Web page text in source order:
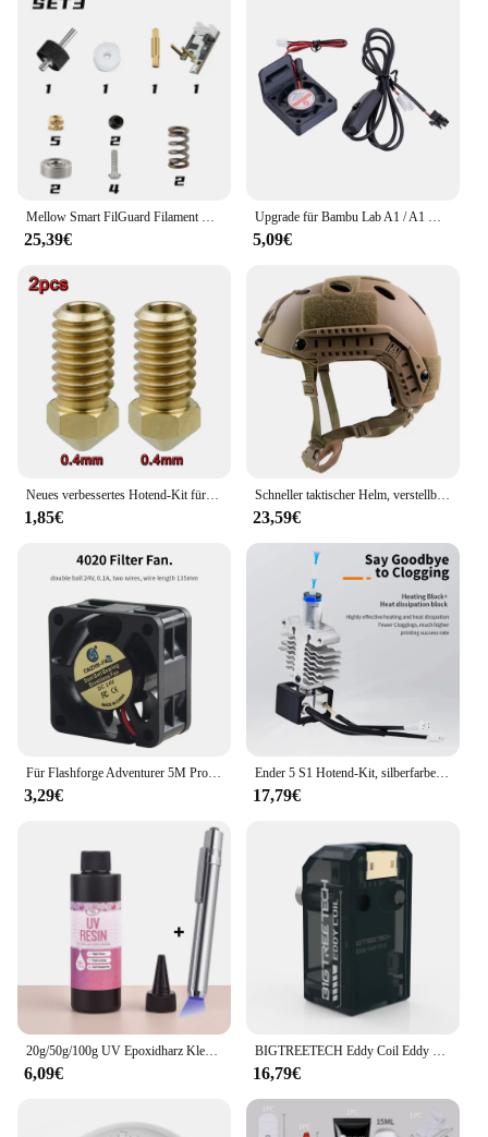
Mellow Smart FilGuard Filament Detector für DIY 3D-Druckerteile – schnelle Filamentladung, Entladen und Brucherkennung Vzbot
25,39€
Upgrade für Bambu Lab A1 / A1 Mini Extruder Motor Lüfter Erweitern Kit Schnelle Kühlung mit Unabhängigkeit Schalter 3D Drucker Teile
5,09€
Neues verbessertes Hotend-Kit für Bambu Lab A1/A1 Mini Fast Speed Hot End Assembly Düse aus gehärtetem Stahl 3D-Druckerteil
1,85€
Schneller taktischer Helm, verstellbarer Knopf, verdicktes ABS, Outdoor-Luftpistolen-Schießen, CS-Schutzausrüstung, geeignete Kopfgröße 55–60 cm
23,59€
Für Flashforge Adventurer 5M Pro 3010/4010/4020/5015/12032/5020 Lüfter 24V Schnelle Wärmeableitung für 5M Pro Hotend Board
3,29€
Ender 5 S1 Hotend-Kit, silberfarbenes Metall, Titanlegierung + Kupferhals, hohe Temperaturbeständigkeit/Schnelldruck, Druckerteil
17,79€
20g/50g/100g UV Epoxidharz Kleber DIY Schmuck Machen Hohe Transparenz Schnell Trocknend hohe Härte Kleber UV Lampe DIY Handwerk Dekor
6,09€
BIGTREETECH Eddy Coil Eddy Duo Hochgeschwindigkeits-Nivellierwerkzeug für Klipper 20 Sek. schnelle Nivellierung für StealthBurner Voron 2.4 3D-Drucker
16,79€